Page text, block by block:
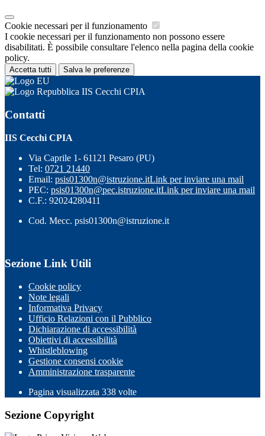
Cookie necessari per il funzionamento
I cookie necessari per il funzionamento non possono essere
disabilitati. È possibile consultare l'elenco nella pagina della cookie
policy.
Accetta tutti Salva le preferenze
IIS Cecchi CPIA
Contatti
IIS Cecchi CPIA
Via Caprile 1- 61121 Pesaro (PU)
Tel: 0721 21440
Email: psis01300n@istruzione.itLink per inviare una mail
PEC: psis01300n@pec.istruzione.itLink per inviare una mail
C.F.: 92024280411
Cod. Mecc. psis01300n@istruzione.it
Sezione Link Utili
Cookie policy
Note legali
Informativa Privacy
Ufficio Relazioni con il Pubblico
Dichiarazione di accessibilità
Obiettivi di accessibilità
Whistleblowing
Gestione consensi cookie
Amministrazione trasparente
Pagina visualizzata 338 volte
Sezione Copyright